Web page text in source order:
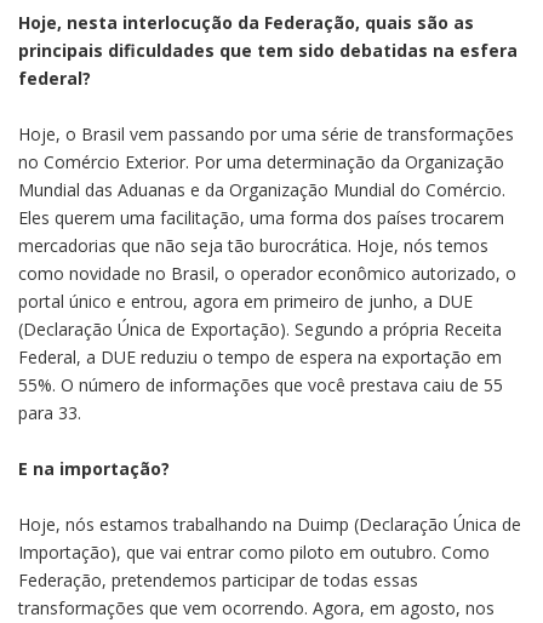
Hoje, nesta interlocução da Federação, quais são as
principais dificuldades que tem sido debatidas na esfera
federal?
Hoje, o Brasil vem passando por uma série de transformações
no Comércio Exterior. Por uma determinação da Organização
Mundial das Aduanas e da Organização Mundial do Comércio.
Eles querem uma facilitação, uma forma dos países trocarem
mercadorias que não seja tão burocrática. Hoje, nós temos
como novidade no Brasil, o operador econômico autorizado, o
portal único e entrou, agora em primeiro de junho, a DUE
(Declaração Única de Exportação). Segundo a própria Receita
Federal, a DUE reduziu o tempo de espera na exportação em
55%. O número de informações que você prestava caiu de 55
para 33.
E na importação?
Hoje, nós estamos trabalhando na Duimp (Declaração Única de
Importação), que vai entrar como piloto em outubro. Como
Federação, pretendemos participar de todas essas
transformações que vem ocorrendo. Agora, em agosto, nos